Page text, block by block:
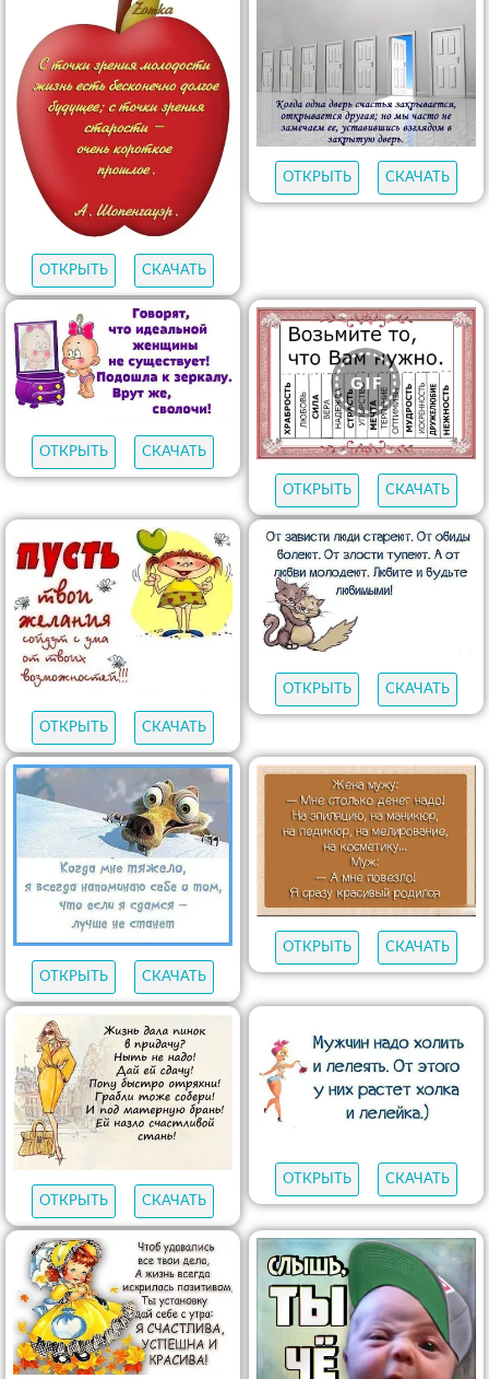
ОТКРЫТЬ СКАЧАТЬ
ОТКРЫТЬ СКАЧАТЬ
ОТКРЫТЬ СКАЧАТЬ
ОТКРЫТЬ СКАЧАТЬ
ОТКРЫТЬ СКАЧАТЬ
ОТКРЫТЬ СКАЧАТЬ
ОТКРЫТЬ СКАЧАТЬ
ОТКРЫТЬ СКАЧАТЬ
ОТКРЫТЬ СКАЧАТЬ
ОТКРЫТЬ СКАЧАТЬ